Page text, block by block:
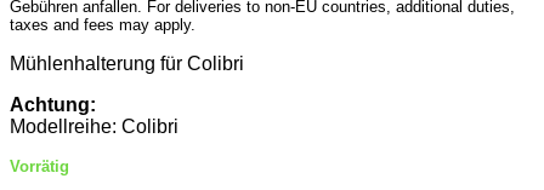
Gebühren anfallen. For deliveries to non-EU countries, additional duties,
taxes and fees may apply.
Mühlenhalterung für Colibri
Achtung:
Modellreihe: Colibri
Vorrätig